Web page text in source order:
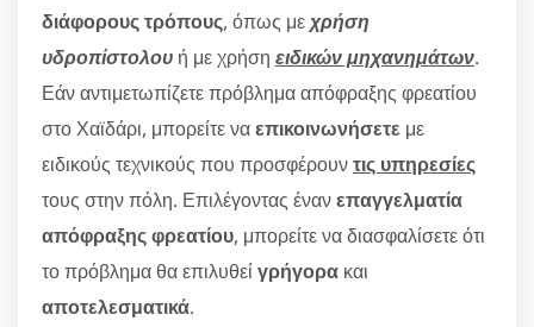
διάφορους τρόπους, όπως με χρήση
υδροπίστολου ή με χρήση ειδικών μηχανημάτων.
Εάν αντιμετωπίζετε πρόβλημα απόφραξης φρεατίου
στο Χαϊδάρι, μπορείτε ναεπικοινωνήσετε με
ειδικούς τεχνικούς που προσφέρουντις υπηρεσίες
τους στην πόλη. Επιλέγοντας ένανεπαγγελματία
απόφραξης φρεατίου, μπορείτε να διασφαλίσετε ότι
το πρόβλημα θα επιλυθείγρήγορα και
αποτελεσματικά.